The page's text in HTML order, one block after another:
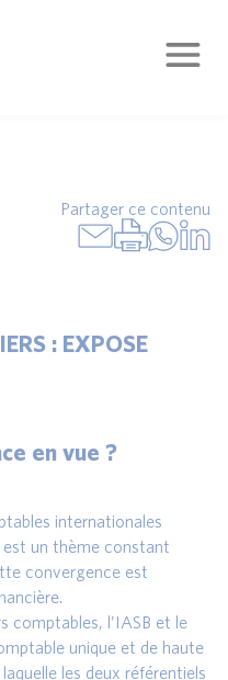
Partager ce contenu
: EXPOSE
en vue ?
internationales
est un thème constant
convergence est
comptables, l’IASB et le
unique et de haute
les deux référentiels